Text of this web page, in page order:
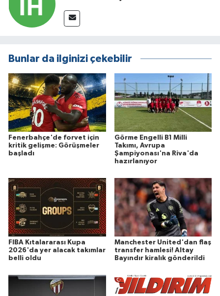
Bunlar da ilginizi çekebilir
Fenerbahçe'de forvet için
kritik gelişme: Görüşmeler
başladı
Görme Engelli B1 Milli
Takımı, Avrupa
Şampiyonası'na Riva'da
hazırlanıyor
FIBA Kıtalararası Kupa
2026'da yer alacak takımlar
belli oldu
Manchester United'dan flaş
transfer hamlesi! Altay
Bayındır kiralık gönderildi